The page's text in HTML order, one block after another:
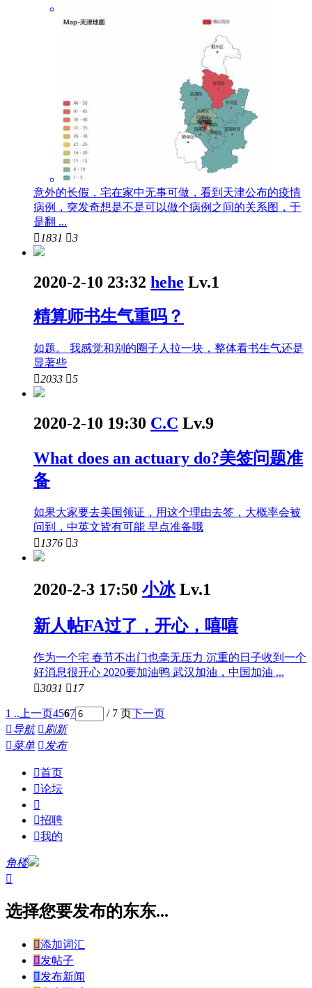
意外的长假，宅在家中无事可做，看到天津公布的疫情
病例，突发奇想是不是可以做个病例之间的关系图，于
是翻 ...
 1831 3
2020-2-10 23:32 hehe Lv.1
精算师书生气重吗？
如题。 我感觉和别的圈子人拉一块，整体看书生气还是
显著些
2033 5
2020-2-10 19:30 C.C Lv.9
What does an actuary do?美签问题准
备
如果大家要去美国领证，用这个理由去签，大概率会被
问到，中英文皆有可能 早点准备哦
 1376 3
2020-2-3 17:50 小冰 Lv.1
新人帖FA过了，开心，嘻嘻
作为一个宅 春节不出门也毫无压力 沉重的日子收到一个
好消息很开心 2020要加油鸭 武汉加油，中国加油 ...
3031  17
1 .. 上一页4567 / 7 页下一页
导航 刷新
菜单 发布
首页
论坛

招聘
我的
角楼

选择您要发布的东东...
添加词汇
发帖子
发布新闻